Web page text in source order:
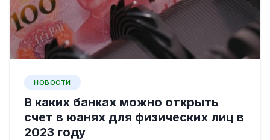
НОВОСТИ
В каких банках можно открыть
счет в юанях для физических лиц в
2023 году